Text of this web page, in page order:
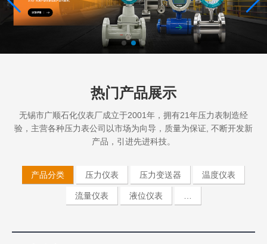
热门产品展示
无锡市广顺石化仪表厂成立于2001年，拥有21年压力表制造经
验，主营各种压力表公司以市场为向导，质量为保证, 不断开发新
产品，引进先进科技。
产品分类 压力仪表 压力变送器 温度仪表
流量仪表 液位仪表